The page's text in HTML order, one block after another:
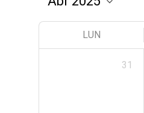
LUN
31